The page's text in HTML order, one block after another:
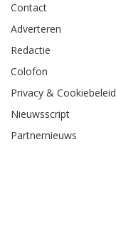
Contact
Adverteren
Redactie
Colofon
Privacy & Cookiebeleid
Nieuwsscript
Partnernieuws